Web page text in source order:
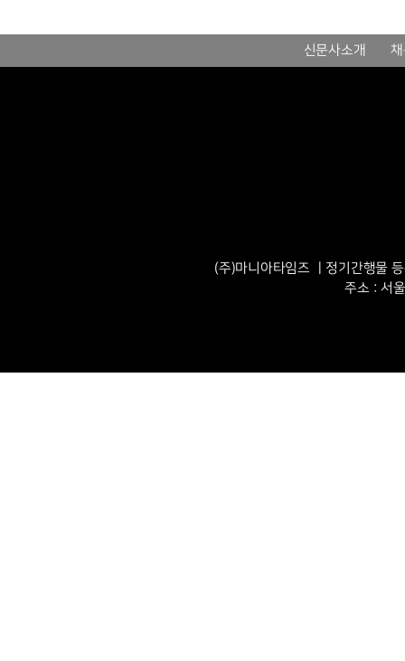
신문사소개
(주)마니아타임즈 ㅣ정기간행물
주소 : 서